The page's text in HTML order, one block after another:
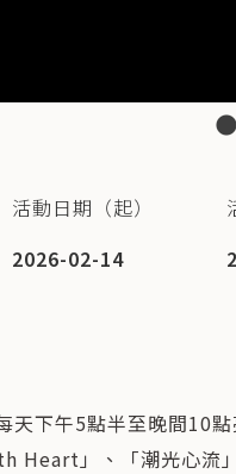
活動日期（起）
2026-02-14
下午5點半至晚間10點
」、「潮光心流